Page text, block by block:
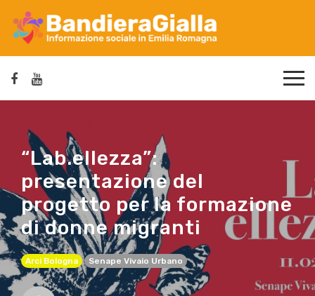
“Lab.ellezza”:
presentazione del
progetto per la formazione
di donne migranti
Arci Bologna Senape Vivaio Urbano